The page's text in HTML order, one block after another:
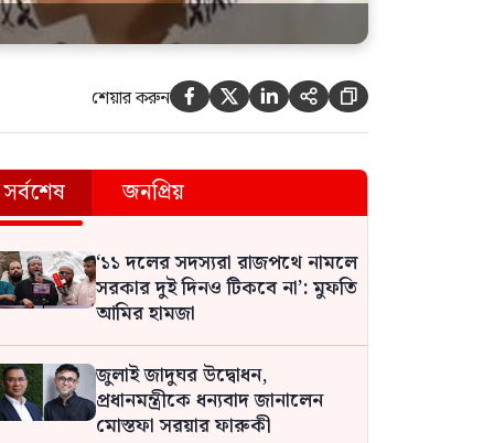
শেয়ার করুন     
সর্বশেষ জনপ্রিয়
‘১১ দলের সদস্যরা রাজপথে নামলে
সরকার দুই দিনও টিকবে না’: মুফতি
আমির হামজা
জুলাই জাদুঘর উদ্বোধন,
প্রধানমন্ত্রীকে ধন্যবাদ জানালেন
মোস্তফা সরয়ার ফারুকী